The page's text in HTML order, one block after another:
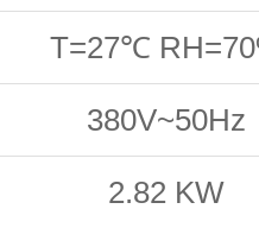
T=27℃
380V~50Hz
2.82 KW